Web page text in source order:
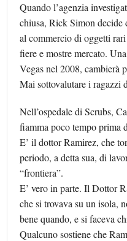
Quando l’agenzia
chiusa, Rick Simon decide
al commercio di oggetti
fiere e mostre mercato.
Vegas nel 2008, cambierà
Mai sottovalutare i ragazzi
Nell’ospedale di Scrubs,
fiamma poco tempo prima
E’ il dottor Ramirez, che
periodo, a detta sua, di
“frontiera”.
E’ vero in parte. Il Dottor
che si trovava su un isola,
bene quando, e si faceva
Qualcuno sostiene che